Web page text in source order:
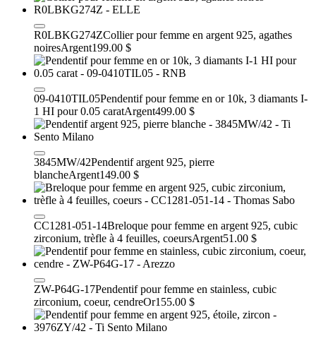
R0LBKG274ZCollier pour femme en argent 925, agathes
noiresArgent199.00 $
09-0410TIL05Pendentif pour femme en or 10k, 3 diamants I-
1 HI pour 0.05 caratArgent499.00 $
3845MW/42Pendentif argent 925, pierre
blancheArgent149.00 $
CC1281-051-14Breloque pour femme en argent 925, cubic
zirconium, trèfle à 4 feuilles, coeursArgent51.00 $
ZW-P64G-17Pendentif pour femme en stainless, cubic
zirconium, coeur, cendreOr155.00 $